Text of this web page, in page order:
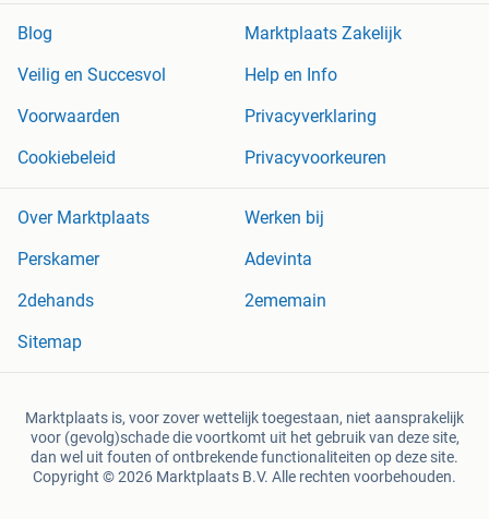
Blog
Marktplaats Zakelijk
Veilig en Succesvol
Help en Info
Voorwaarden
Privacyverklaring
Cookiebeleid
Privacyvoorkeuren
Over Marktplaats
Werken bij
Perskamer
Adevinta
2dehands
2ememain
Sitemap
Marktplaats is, voor zover wettelijk toegestaan, niet aansprakelijk
voor (gevolg)schade die voortkomt uit het gebruik van deze site,
dan wel uit fouten of ontbrekende functionaliteiten op deze site.
Copyright © 2026 Marktplaats B.V. Alle rechten voorbehouden.